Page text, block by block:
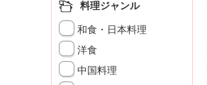
料理ジャンル
和食・日本料理
洋食
中国料理